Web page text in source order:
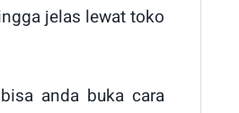
jelas lewat toko
anda buka cara